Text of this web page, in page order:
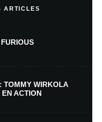
ARTICLES
TOMMY WIRKOLA
ACTION